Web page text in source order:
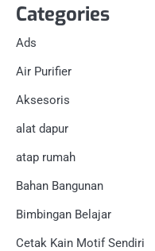
Categories
Ads
Air Purifier
Aksesoris
alat dapur
atap rumah
Bahan Bangunan
Bimbingan Belajar
Cetak Kain Motif Sendiri